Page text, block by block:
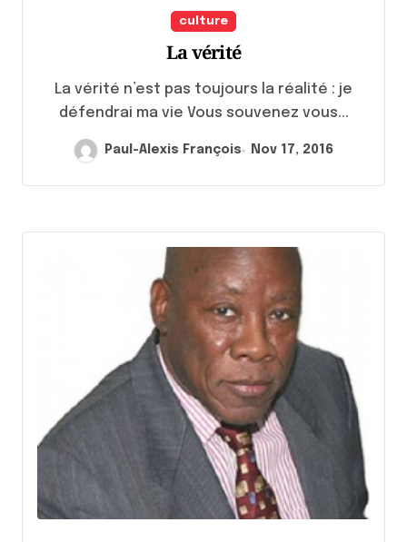
culture
La vérité
La vérité n’est pas toujours la réalité : je
défendrai ma vie Vous souvenez vous...
Paul-Alexis François Nov 17, 2016